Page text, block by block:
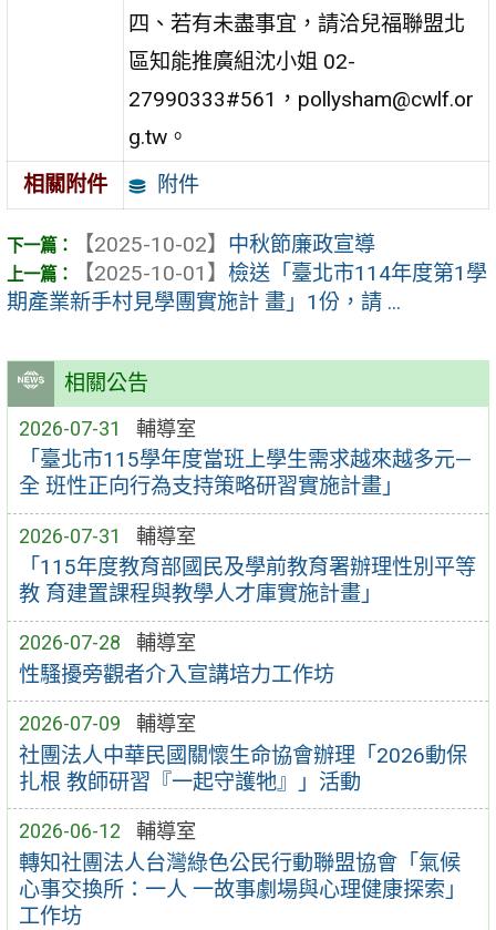
相關公告
2026-07-31 輔導室
「臺北市115學年度當班上學生需求越來越多元—
全 班性正向行為支持策略研習實施計畫」
2026-07-31 輔導室
「115年度教育部國民及學前教育署辦理性別平等
教 育建置課程與教學人才庫實施計畫」
2026-07-28 輔導室
性騷擾旁觀者介入宣講培力工作坊
2026-07-09 輔導室
社團法人中華民國關懷生命協會辦理「2026動保
扎根 教師研習『一起守護牠』」活動
2026-06-12 輔導室
轉知社團法人台灣綠色公民行動聯盟協會「氣候
心事交換所：一人 一故事劇場與心理健康探索」
工作坊
四、若有未盡事宜，請洽兒福聯盟北
區知能推廣組沈小姐 02-
27990333#561，pollysham@cwlf.or
g.tw。
相關附件
附件
【2025-10-02】 中秋節廉政宣導
【2025-10-01】 檢送「臺北市114年度第1學
期產業新手村見學團實施計 畫」1份，請 ...